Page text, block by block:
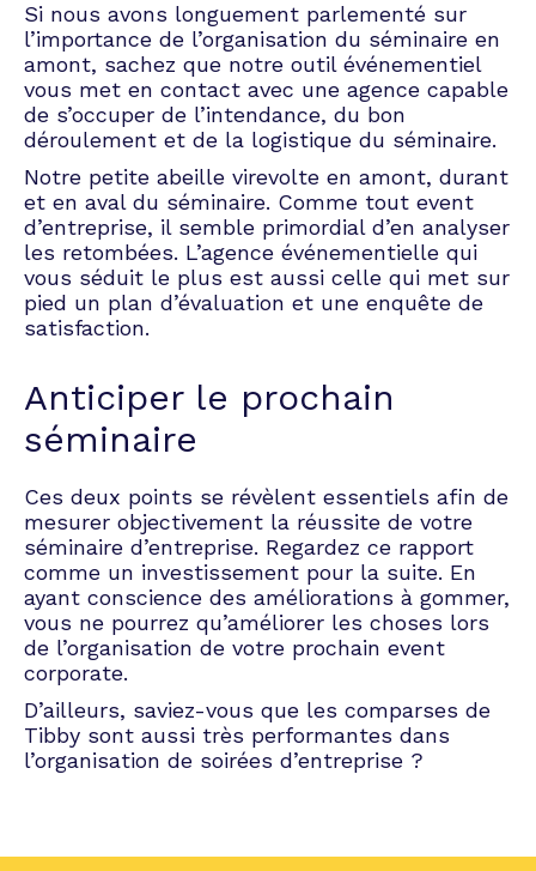
Séminaire de travail
Un projet délicat génère du stress, c’est une
évidence. La réussite réside souvent dans une
organisation et une planification optimales. Le
séminaire de travail permet d’entamer
l’aventure en fomentant un esprit d’équipe
nécessaire, tout en laissant aux personnes
impliquées la possibilité de s’exprimer
librement sur les tenants et aboutissants du
projet.
En partageant l’expertise et la connaissance
planning et des techniques d’approche
prennent forme.
Le séminaire de direction est dédié aux
dirigeants de l’entreprise. Dans un cadre plus
intime, les responsables se réunissent afin
d’évoquer le bilan de l’année écoulée et de
définir, par exemple, les objectifs du trimestre
à venir.
Séminaire de management
Comme dans le cadre du séminaire de
Si nous avons longuement parlementé sur
l’importance de l’organisation du séminaire en
amont, sachez que notre outil événementiel
vous met en contact avec une agence capable
de s’occuper de l’intendance, du bon
déroulement et de la logistique du séminaire.
Notre petite abeille virevolte en amont, durant
et en aval du séminaire. Comme tout event
d’entreprise, il semble primordial d’en analyser
les retombées. L’agence événementielle qui
vous séduit le plus est aussi celle qui met sur
pied un plan d’évaluation et une enquête de
satisfaction.
Anticiper le prochain
séminaire
Ces deux points se révèlent essentiels afin de
mesurer objectivement la réussite de votre
séminaire d’entreprise. Regardez ce rapport
comme un investissement pour la suite. En
ayant conscience des améliorations à gommer,
vous ne pourrez qu’améliorer les choses lors
de l’organisation de votre prochain event
corporate.
D’ailleurs, saviez-vous que les comparses de
Tibby sont aussi très performantes dans
l’organisation de soirées d’entreprise ?